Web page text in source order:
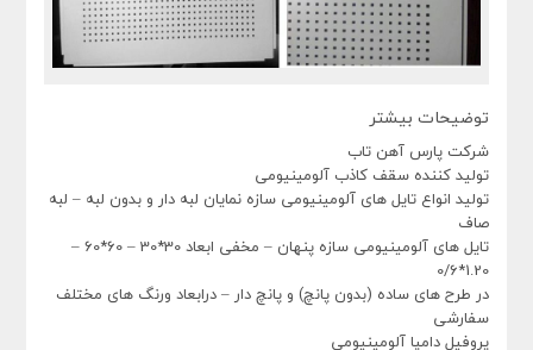
توضیحات بیشتر
شرکت پارس آهن تاب
تولید کننده سقف کاذب آلومینیومی
تولید انواع تایل های آلومینیومی سازه نمایان لبه دار و بدون لبه – لبه
صاف
تایل های آلومینیومی سازه پنهان – مخفی ابعاد 30*30 – 60*60 –
1.20*0/6
در طرح های ساده (بدون پانچ) و پانچ دار – درابعاد ورنگ های مختلف
سفارشی
پروفیل دامپا آلومینیومی